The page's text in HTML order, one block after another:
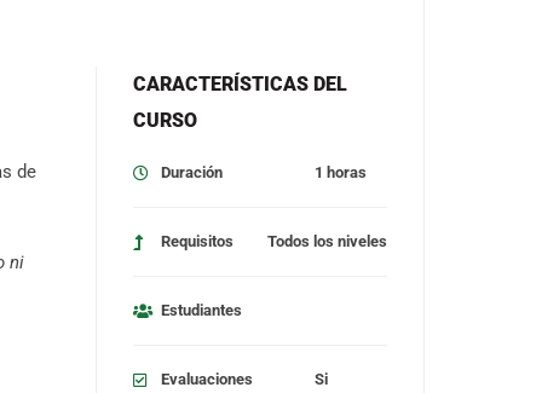
de
ni
CARACTERÍSTICAS DEL
CURSO
Duración 1 horas
Requisitos Todos los niveles
Estudiantes
Evaluaciones Si